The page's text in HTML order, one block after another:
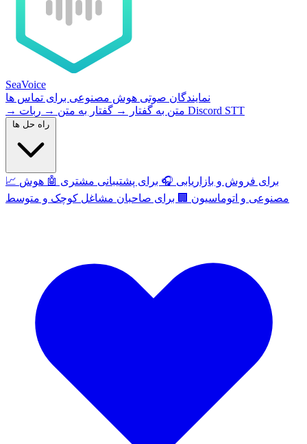
SeaVoice
نمایندگان صوتی هوش مصنوعی برای تماس ها
→
متن به گفتار → گفتار به متن → ربات Discord STT
📈 برای فروش و بازاریابی 🎧 برای پشتیبانی مشتری 🤖 هوش
مصنوعی و اتوماسیون 🏢 برای صاحبان مشاغل کوچک و متوسط